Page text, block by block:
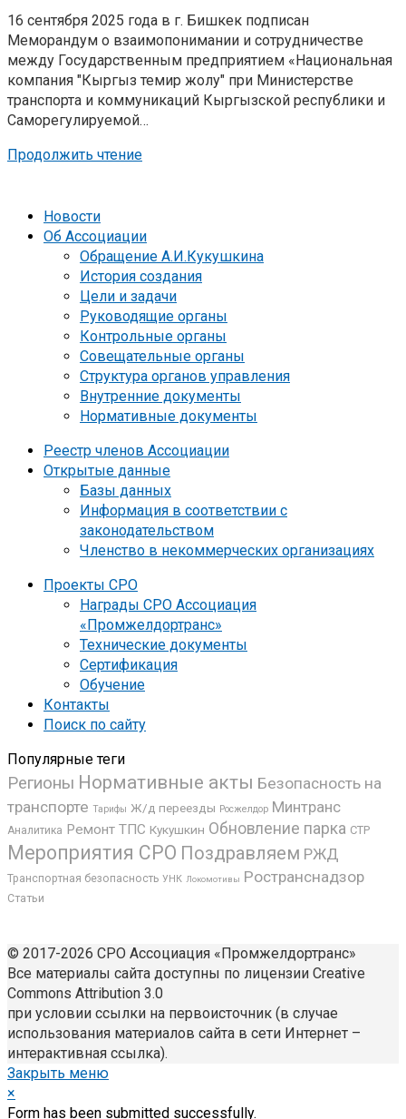
16 сентября 2025 года в г. Бишкек подписан
Меморандум о взаимопонимании и сотрудничестве
между Государственным предприятием «Национальная
компания "Кыргыз темир жолу" при Министерстве
транспорта и коммуникаций Кыргызской республики и
Саморегулируемой…
Продолжить чтение
Новости
Об Ассоциации
Обращение А.И.Кукушкина
История создания
Цели и задачи
Руководящие органы
Контрольные органы
Совещательные органы
Структура органов управления
Внутренние документы
Нормативные документы
Реестр членов Ассоциации
Открытые данные
Базы данных
Информация в соответствии с
законодательством
Членство в некоммерческих организациях
Проекты СРО
Награды СРО Ассоциация
«Промжелдортранс»
Технические документы
Сертификация
Обучение
Контакты
Поиск по сайту
Популярные теги
Регионы Нормативные акты Безопасность на
транспорте Тарифы Ж/д переезды Росжелдор Минтранс
Аналитика Ремонт ТПС Кукушкин Обновление парка СТР
Мероприятия СРО Поздравляем РЖД
Транспортная безопасность УНК Локомотивы Ространснадзор
Статьи
© 2017-2026 СРО Ассоциация «Промжелдортранс»
Все материалы сайта доступны по лицензии Creative
Commons Attribution 3.0
при условии ссылки на первоисточник (в случае
использования материалов сайта в сети Интернет –
интерактивная ссылка).
Закрыть меню
×
Form has been submitted successfully.